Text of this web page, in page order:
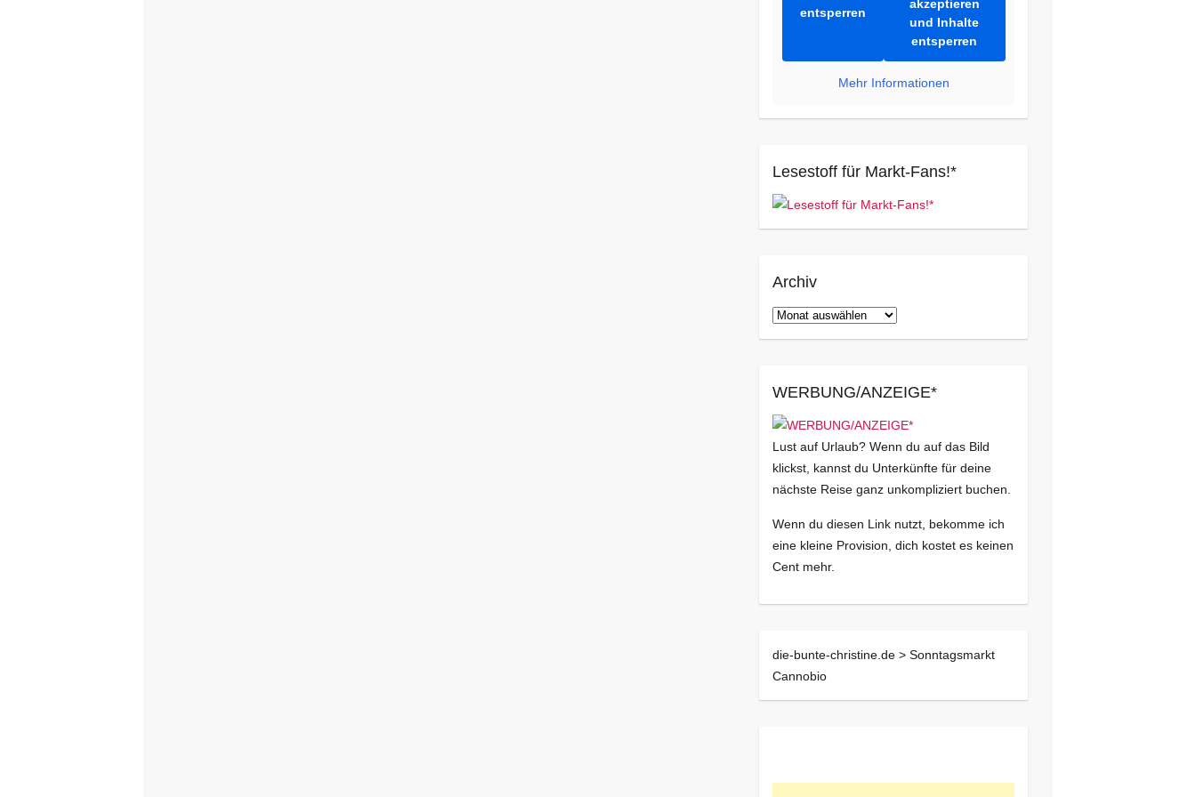
entsperren
akzeptieren
und Inhalte
entsperren
Mehr Informationen
Lesestoff für Markt-Fans!*
Archiv
Archiv
WERBUNG/ANZEIGE*
Lust auf Urlaub? Wenn du auf das Bild
klickst, kannst du Unterkünfte für deine
nächste Reise ganz unkompliziert buchen.
Wenn du diesen Link nutzt, bekomme ich
eine kleine Provision, dich kostet es keinen
Cent mehr.
die-bunte-christine.de > Sonntagsmarkt
Cannobio